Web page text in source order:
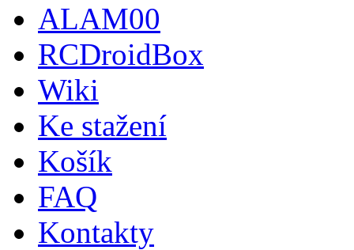
ALAM00
RCDroidBox
Wiki
Ke stažení
Košík
FAQ
Kontakty